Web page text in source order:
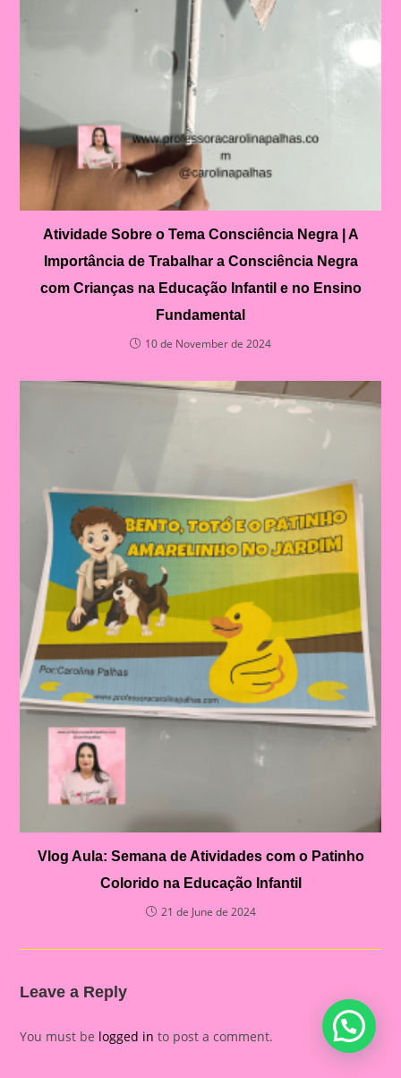
Atividade Sobre o Tema Consciência Negra | A
Importância de Trabalhar a Consciência Negra
com Crianças na Educação Infantil e no Ensino
Fundamental
10 de November de 2024
Vlog Aula: Semana de Atividades com o Patinho
Colorido na Educação Infantil
21 de June de 2024
Leave a Reply
You must be logged in to post a comment.